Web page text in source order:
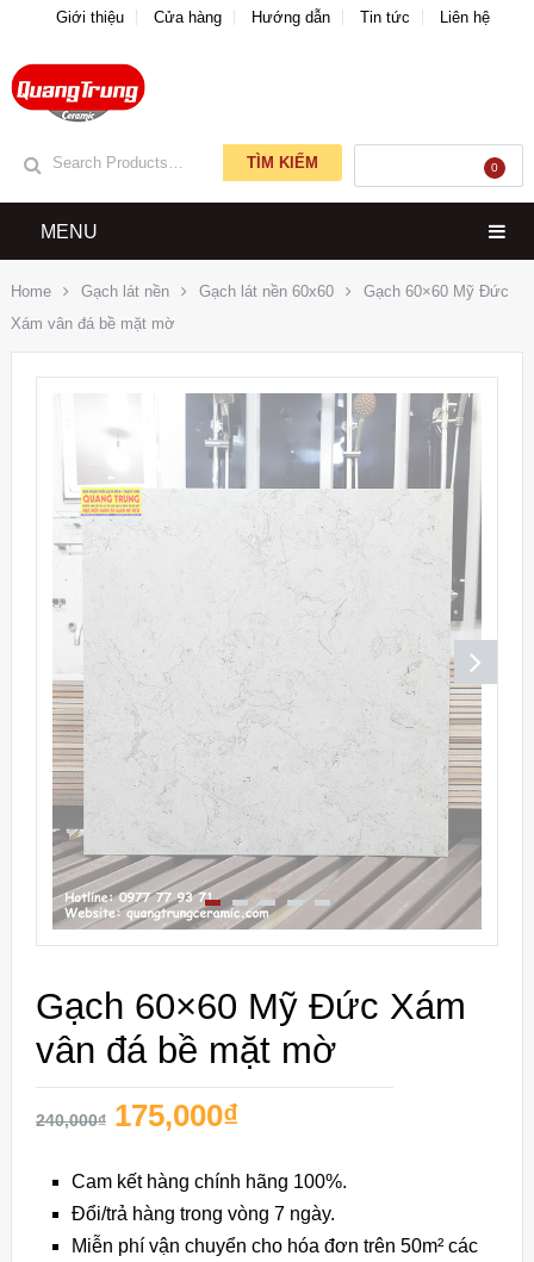
Giới thiệu Cửa hàng Hướng dẫn Tin tức Liên hệ
0
TÌM KIẾM
MENU
Home Gạch lát nền Gạch lát nền 60x60
Gạch 60×60 Mỹ Đức
Xám vân đá bề mặt mờ
Gạch 60×60 Mỹ Đức Xám
vân đá bề mặt mờ
240,000₫ 175,000₫
Cam kết hàng chính hãng 100%.
Đổi/trả hàng trong vòng 7 ngày.
Miễn phí vận chuyển cho hóa đơn trên 50m² các